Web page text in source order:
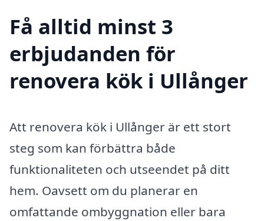
Få alltid minst 3
erbjudanden för
renovera kök i Ullånger
Att renovera kök i Ullånger är ett stort
steg som kan förbättra både
funktionaliteten och utseendet på ditt
hem. Oavsett om du planerar en
omfattande ombyggnation eller bara